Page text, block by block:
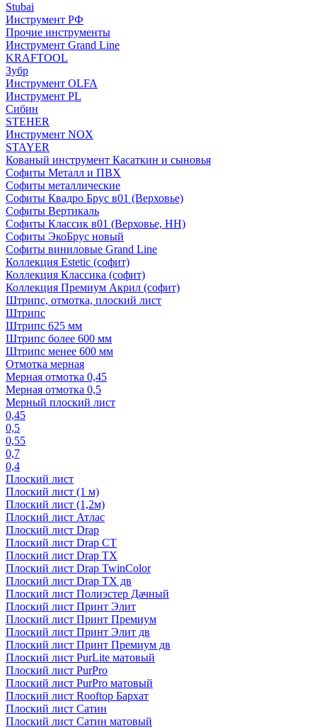
Stubai
Инструмент РФ
Прочие инструменты
Инструмент Grand Line
KRAFTOOL
Зубр
Инструмент OLFA
Инструмент PL
Сибин
STEHER
Инструмент NOX
STAYER
Кованый инструмент Касаткин и сыновья
Софиты Металл и ПВХ
Софиты металлические
Софиты Квадро Брус в01 (Верховье)
Софиты Вертикаль
Софиты Классик в01 (Верховье, НН)
Софиты ЭкоБрус новый
Софиты виниловые Grand Line
Коллекция Estetic (софит)
Коллекция Классика (софит)
Коллекция Премиум Акрил (софит)
Штрипс, отмотка, плоский лист
Штрипс
Штрипс 625 мм
Штрипс более 600 мм
Штрипс менее 600 мм
Отмотка мерная
Мерная отмотка 0,45
Мерная отмотка 0,5
Мерный плоский лист
0,45
0,5
0,55
0,7
0,4
Плоский лист
Плоский лист (1 м)
Плоский лист (1,2м)
Плоский лист Атлас
Плоский лист Drap
Плоский лист Drap СТ
Плоский лист Drap TX
Плоский лист Drap TwinColor
Плоский лист Drap ТХ дв
Плоский лист Полиэстер Дачный
Плоский лист Принт Элит
Плоский лист Принт Премиум
Плоский лист Принт Элит дв
Плоский лист Принт Премиум дв
Плоский лист PurLite матовый
Плоский лист PurPro
Плоский лист PurPro матовый
Плоский лист Rooftop Бархат
Плоский лист Сатин
Плоский лист Сатин матовый